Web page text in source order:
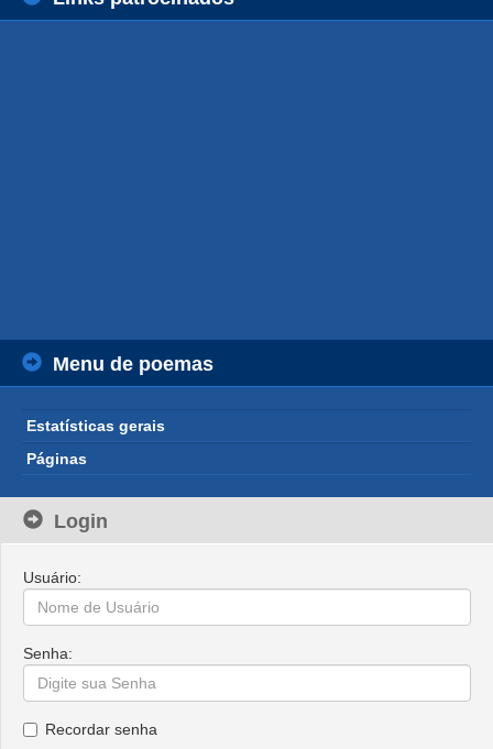
Menu de poemas
Estatísticas gerais
Páginas
Login
Usuário:
Senha:
Recordar senha